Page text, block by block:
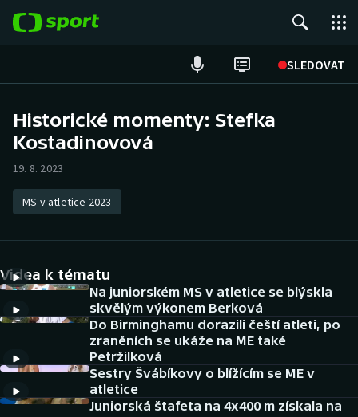
SLEDOVAT
Hokej
Atletika
DALŠÍ SPORTY
Americký fotbal
Baseball a softbal
Basketbal
NEPŘEHLÉDNĚTE
Soutěže
Historické návraty
Historické momenty: Stefka
Kostadinovová
19. 8. 2023
MS v atletice 2023
Videa k tématu
Na juniorském MS v atletice se blýskla
skvělým výkonem Berková
Do Birminghamu dorazili čeští atleti, po
zraněních se ukáže na ME také
Petržilková
Sestry Švábíkovy o blížícím se ME v
atletice
Juniorská štafeta na 4x400 m získala na